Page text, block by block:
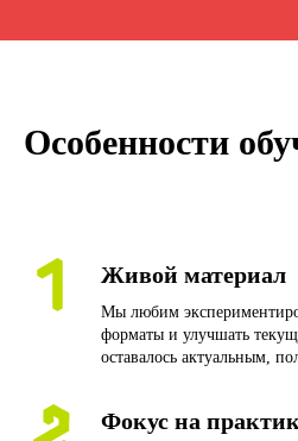
Особенности
Живой материал
Мы любим
форматы и улучшать
оставалось актуальным,
Фокус на